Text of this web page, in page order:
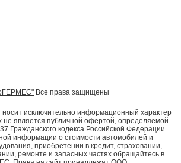
Все права защищены
исключительно информационный характер
не является публичной офертой, определяемой
Гражданского кодекса Российской Федерации.
информации о стоимости автомобилей и
приобретении в кредит, страховании,
ремонте и запасных частях обращайтесь в